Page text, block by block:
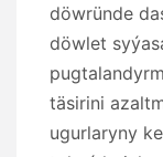
döwründe
döwlet
täsirini
ugurlaryny